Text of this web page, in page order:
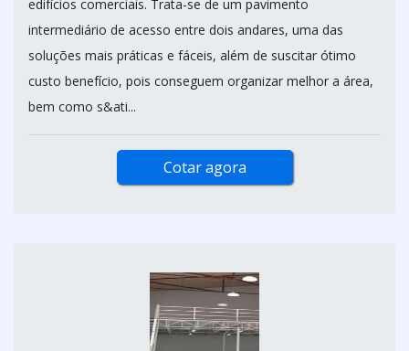
edifícios comerciais. Trata-se de um pavimento
intermediário de acesso entre dois andares, uma das
soluções mais práticas e fáceis, além de suscitar ótimo
custo benefício, pois conseguem organizar melhor a área,
bem como s&ati...
Cotar agora